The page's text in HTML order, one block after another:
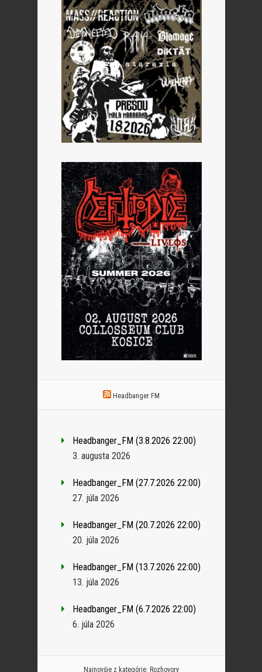
Headbanger FM
Headbanger_FM (3.8.2026 22:00)
3. augusta 2026
Headbanger_FM (27.7.2026 22:00)
27. júla 2026
Headbanger_FM (20.7.2026 22:00)
20. júla 2026
Headbanger_FM (13.7.2026 22:00)
13. júla 2026
Headbanger_FM (6.7.2026 22:00)
6. júla 2026
Najnovšie z kategórie: Rozhovory